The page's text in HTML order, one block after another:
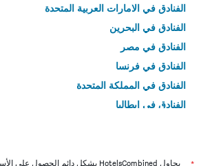
الفنادق في الامارات العربية المتحدة
الفنادق في البحرين
الفنادق في مصر
الفنادق في فرنسا
الفنادق في المملكة المتحدة
الفنادق في إيطاليا
يحاول HotelsCombined بشكل دائم الحصول على الأسعار الدقيقة، ولكن